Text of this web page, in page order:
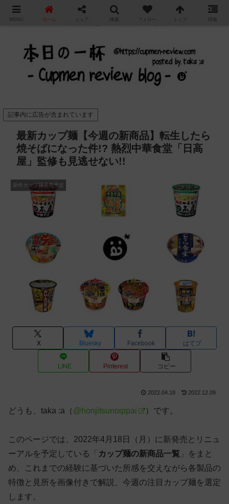
カップ麺の新商品をレビュー / アレンジするブログ
記事内に広告が含まれています
最新カップ麺【今週の新商品】転生したら
焼そばになった件!? 熱烈中華食堂「日高
屋」監修も見逃せない!!
新作カップ麺発売予定
X Bluesky Facebook はてブ
LINE Pinterest コピー
2022.04.18 2022.12.09
どうも、taka :a（ @honjitsunoippai ）です。
このページでは、2022年4月18日（月）に新発売とリニュ
ーアルを予定している「 カップ麺の新商品一覧 」をまと
め、これまでの経験に基づいた所感を交えながら各製品の
特徴と見所を画像付きで解説、今週の注目カップ麺を選定
します。
MENU ホーム シェア 検索 フォロー トップ 情報